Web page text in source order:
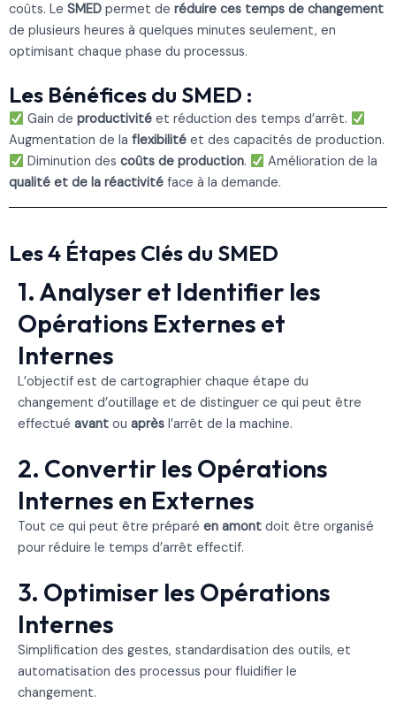
coûts. Le SMED permet de réduire ces temps de changement
de plusieurs heures à quelques minutes seulement, en
optimisant chaque phase du processus.
Les Bénéfices du SMED :
Gain de productivitéet réduction des temps d’arrêt.
Augmentation de la flexibilité et des capacités de production.
Diminution des coûts de production.
Amélioration de la
qualité et de la réactivité face à la demande.
Les 4 Étapes Clés du SMED
1. Analyser et Identifier les
Opérations Externes et
Internes
L’objectif est de cartographier chaque étape du
changement d’outillage et de distinguer ce qui peut être
effectué avant ou après l’arrêt de la machine.
2. Convertir les Opérations
Internes en Externes
Tout ce qui peut être préparé en amont doit être organisé
pour réduire le temps d’arrêt effectif.
3. Optimiser les Opérations
Internes
Simplification des gestes, standardisation des outils, et
automatisation des processus pour fluidifier le
changement.